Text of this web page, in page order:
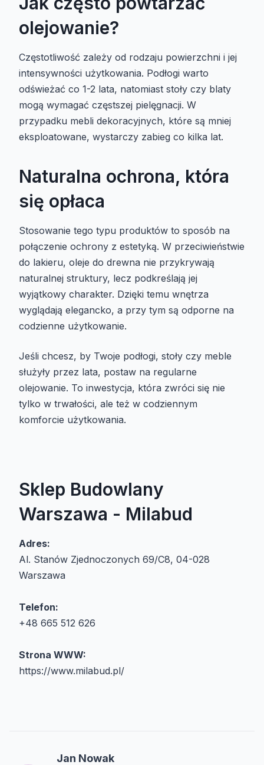
olejowanie?
Częstotliwość zależy od rodzaju powierzchni i jej
intensywności użytkowania. Podłogi warto
odświeżać co 1-2 lata, natomiast stoły czy blaty
mogą wymagać częstszej pielęgnacji. W
przypadku mebli dekoracyjnych, które są mniej
eksploatowane, wystarczy zabieg co kilka lat.
Naturalna ochrona, która
się opłaca
Stosowanie tego typu produktów to sposób na
połączenie ochrony z estetyką. W przeciwieństwie
do lakieru, oleje do drewna nie przykrywają
naturalnej struktury, lecz podkreślają jej
wyjątkowy charakter. Dzięki temu wnętrza
wyglądają elegancko, a przy tym są odporne na
codzienne użytkowanie.
Jeśli chcesz, by Twoje podłogi, stoły czy meble
służyły przez lata, postaw na regularne
olejowanie. To inwestycja, która zwróci się nie
tylko w trwałości, ale też w codziennym
komforcie użytkowania.
Sklep Budowlany
Warszawa - Milabud
Adres:
Al. Stanów Zjednoczonych 69/C8, 04-028
Warszawa
Telefon:
+48 665 512 626
Strona WWW:
https://www.milabud.pl/
Jan Nowak